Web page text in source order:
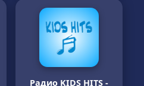
Радио KIDS HITS -